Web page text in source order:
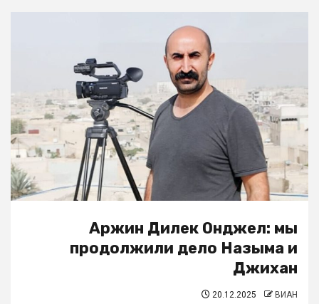
Аржин Дилек Онджел: мы
продолжили дело Назыма и
Джихан
20.12.2025 ВИАН